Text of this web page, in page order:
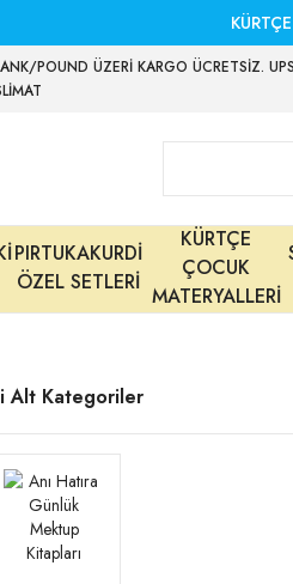
POUND ÜZERİ KARGO ÜCRETSİZ.
PIRTUKAKURDİ
ÖZEL SETLERİ
KÜRTÇE
ÇOCUK
MATERYALLERİ
Alt Kategoriler